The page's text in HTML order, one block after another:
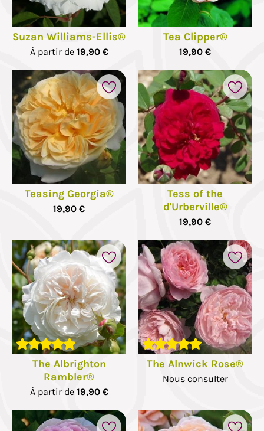
Suzan Williams-Ellis®
À partir de 19,90 €
Tea Clipper®
19,90 €
Teasing Georgia®
19,90 €
Tess of the
d'Urberville®
19,90 €
The Albrighton
Rambler®
À partir de 19,90 €
The Alnwick Rose®
Nous consulter